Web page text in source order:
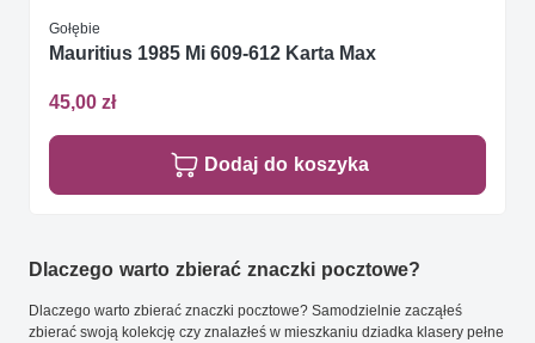
Gołębie
Mauritius 1985 Mi 609-612 Karta Max
45,00 zł
Dodaj do koszyka
Dlaczego warto zbierać znaczki pocztowe?
Dlaczego warto zbierać znaczki pocztowe? Samodzielnie zacząłeś
zbierać swoją kolekcję czy znalazłeś w mieszkaniu dziadka klasery pełne